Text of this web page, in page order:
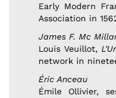
Early Modern
Association in
James F. Mc
Louis Veuillot,
network in
Éric Anceau
Émile Ollivier,